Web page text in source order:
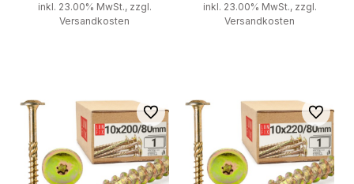
inkl. 23.00% MwSt., zzgl.
Versandkosten
inkl. 23.00% MwSt., zzgl.
Versandkosten
Zu Favoriten Zu